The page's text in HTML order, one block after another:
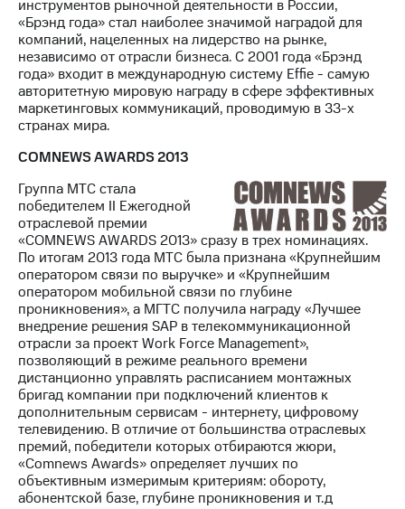
инструментов рыночной деятельности в России,
«Брэнд года» стал наиболее значимой наградой для
компаний, нацеленных на лидерство на рынке,
независимо от отрасли бизнеса. С 2001 года «Брэнд
года» входит в международную систему Effie - самую
авторитетную мировую награду в сфере эффективных
маркетинговых коммуникаций, проводимую в 33-х
странах мира.
COMNEWS AWARDS 2013
Группа МТС стала
победителем II Ежегодной
отраслевой премии
«COMNEWS AWARDS 2013» сразу в трех номинациях.
По итогам 2013 года МТС была признана «Крупнейшим
оператором связи по выручке» и «Крупнейшим
оператором мобильной связи по глубине
проникновения», а МГТС получила награду «Лучшее
внедрение решения SAP в телекоммуникационной
отрасли за проект Work Force Management»,
позволяющий в режиме реального времени
дистанционно управлять расписанием монтажных
бригад компании при подключений клиентов к
дополнительным сервисам - интернету, цифровому
телевидению. В отличие от большинства отраслевых
премий, победители которых отбираются жюри,
«Comnews Awards» определяет лучших по
объективным измеримым критериям: обороту,
абонентской базе, глубине проникновения и т.д